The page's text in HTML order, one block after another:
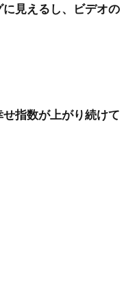
見えるし、ビデオの
指数が上がり続けて